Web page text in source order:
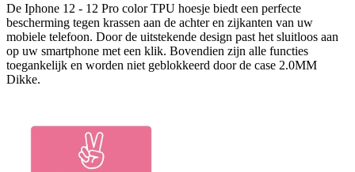
De Iphone 12 - 12 Pro color TPU hoesje biedt een perfecte
bescherming tegen krassen aan de achter en zijkanten van uw
mobiele telefoon. Door de uitstekende design past het sluitloos aan
op uw smartphone met een klik. Bovendien zijn alle functies
toegankelijk en worden niet geblokkeerd door de case 2.0MM
Dikke.